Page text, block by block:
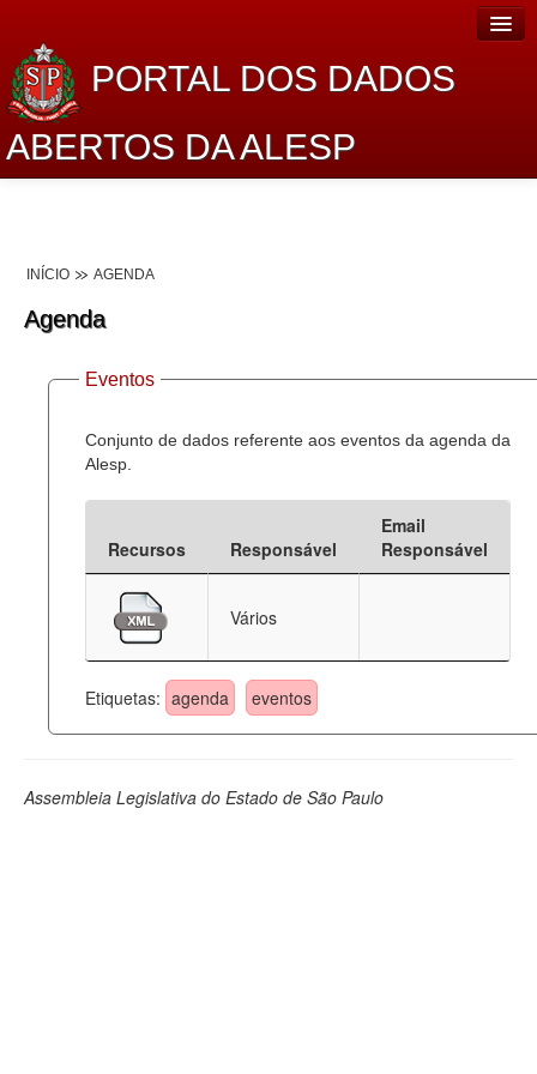
PORTAL DOS DADOS
ABERTOS DA ALESP
Lei de Acesso à Informação
Dados Governamentais Abertos
Planejamento
Catálogo de dados
Deputados Estaduais
Administração
Legislação
INÍCIO AGENDA
Agenda
Eventos
Conjunto de dados referente aos eventos da agenda da
Alesp.
Recursos Responsável
Email
Responsável
Vários
Etiquetas: agenda eventos
Assembleia Legislativa do Estado de São Paulo